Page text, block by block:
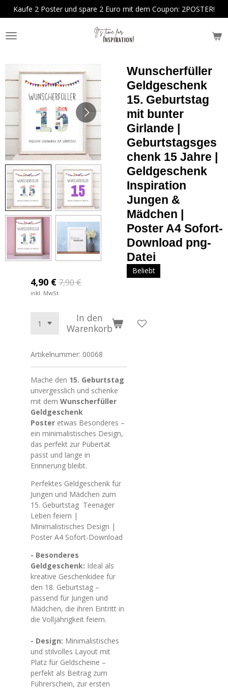
Zum
Hauptinhalt
springen
Kaufe 2 Poster und spare 2 Euro mit dem Coupon: 2POSTER!
Wunscherfüller
Geldgeschenk
15. Geburtstag
mit bunter
Girlande |
Geburtstagsges
chenk 15 Jahre |
Geldgeschenk
Inspiration
Jungen &
Mädchen |
Poster A4 Sofort-
Download png-
Datei
Beliebt
4,90 €7,90 €
inkl. MwSt
In den
Warenkorb
Artikelnummer: 00068
Mache den 15. Geburtstag
unvergesslich und schenke
mit dem Wunscherfüller
Geldgeschenk
Poster etwas Besonderes –
ein minimalistisches Design,
das perfekt zur Pubertät
passt und lange in
Erinnerung bleibt.
Perfektes Geldgeschenk für
Jungen und Mädchen zum
15. Geburtstag Teenager
Leben feiern |
Minimalistisches Design |
Poster A4 Sofort-Download
- Besonderes
Geldgeschenk: Ideal als
kreative Geschenkidee für
den 18. Geburtstag –
passend für Jungen und
Mädchen, die ihren Eintritt in
die Volljährigkeit feiern.
- Design: Minimalistisches
und stilvolles Layout mit
Platz für Geldscheine –
perfekt als Beitrag zum
Führerschein, zur ersten